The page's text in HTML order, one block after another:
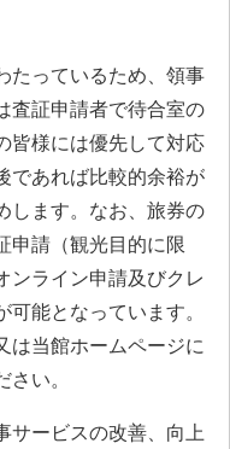
たっているため、領事
査証申請者で待合室の
皆様には優先して対応
であれば比較的余裕が
します。なお、旅券の
申請（観光目的に限
ンライン申請及びクレ
能となっています。
は当館ホームページに
い。
サービスの改善、向上